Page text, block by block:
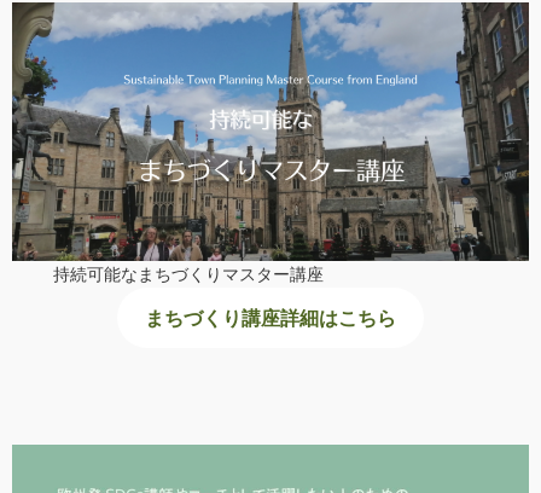
持続可能なまちづくりマスター講座
まちづくり講座詳細はこちら